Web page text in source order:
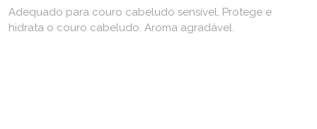
Adequado para couro cabeludo sensível, Protege e
hidrata o couro cabeludo. Aroma agradável.